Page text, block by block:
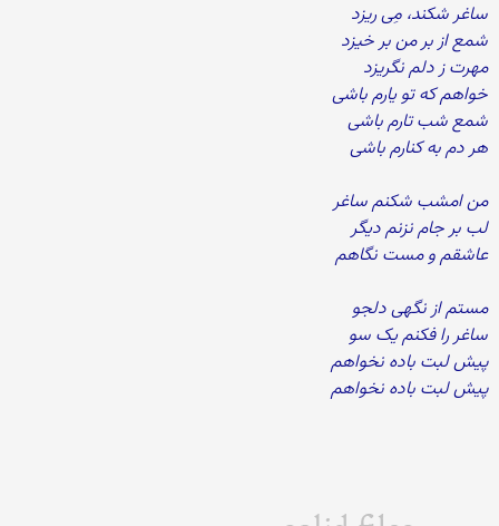
ساغر شکند، مِی ریزد
شمع از بر من بر خیزد
مهرت ز دلم نگریزد
خواهم که تو یارم باشی
شمع شب تارم باشی
هر دم به کنارم باشی
من امشب شکنم ساغر
لب بر جام نزنم دیگر
عاشقم و مست نگاهم
مستم از نگهی دلجو
ساغر را فکنم یک سو
پیش لبت باده نخواهم
پیش لبت باده نخواهم